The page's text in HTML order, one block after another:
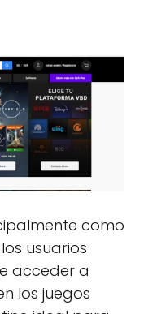
como
usuarios
acceder a
los juegos